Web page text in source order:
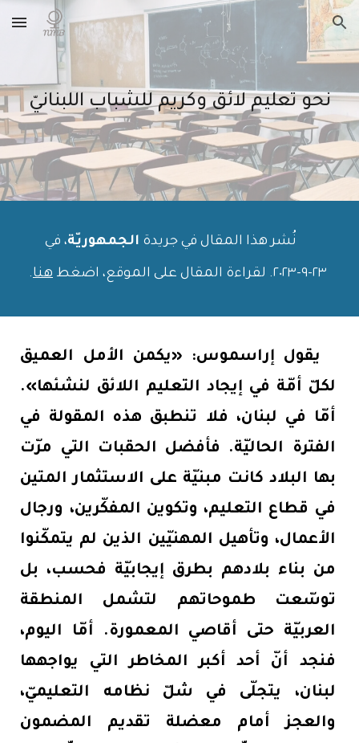
Skip to main content Skip to navigation
نحو تعليم لائق وكريم للشباب اللبنانيّ
نُشر هذا المقال في جريدة الجمهوريّة، في
٢٣-٩-٢٠٢٣. لقراءة المقال على الموقع، اضغط هنا.
يقول إراسموس: «يكمن الأمل العميق
لكلّ أمّة في إيجاد التعليم اللائق لنشئها».
أمّا في لبنان، فلا تنطبق هذه المقولة في
الفترة الحاليّة. فأفضل الحقبات التي مرّت
بها البلاد كانت مبنيّة على الاستثمار المتين
في قطاع التعليم، وتكوين المفكّرين، ورجال
الأعمال، وتأهيل المهنيّين الذين لم يتمكّنوا
من بناء بلادهم بطرق إيجابيّة فحسب، بل
توسّعت طموحاتهم لتشمل المنطقة
العربيّة حتى أقاصي المعمورة. أمّا اليوم،
فنجد أنّ أحد أكبر المخاطر التي يواجهها
لبنان، يتجلّى في شلّ نظامه التعليميّ،
والعجز أمام معضلة تقديم المضمون